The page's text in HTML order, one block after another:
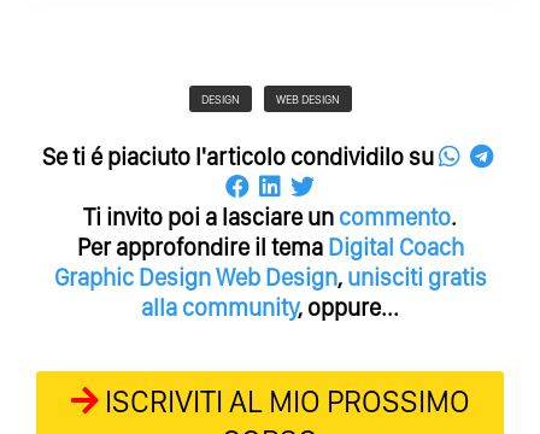
DESIGN WEB DESIGN
Se ti é piaciuto l'articolo condividilo su
Ti invito poi a lasciare un commento.
Per approfondire il tema Digital Coach
Graphic DesignWeb Design, unisciti gratis
alla community, oppure...
ISCRIVITI AL MIO PROSSIMO